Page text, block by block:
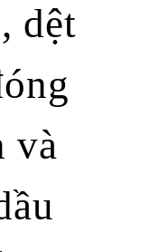
dệt
và